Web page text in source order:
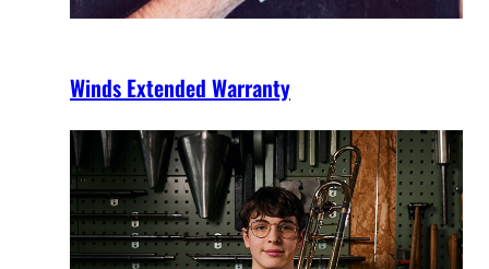
Winds Extended Warranty